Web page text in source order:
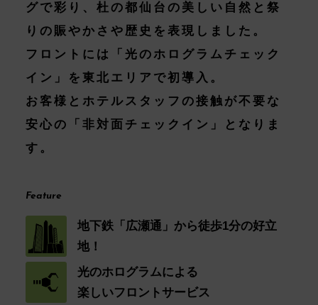
グで彩り、杜の都仙台の美しい自然と祭
りの賑やかさや歴史を表現しました。
フロントには「光のホログラムチェック
イン」を東北エリアで初導入。
お客様とホテルスタッフの接触が不要な
安心の「非対面チェックイン」となりま
す。
Feature
地下鉄「広瀬通」から徒歩1分の好立
地！
光のホログラムによる
楽しいフロントサービス